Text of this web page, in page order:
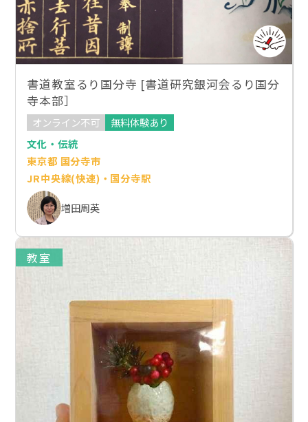
書道教室るり国分寺 [書道研究銀河会るり国分
寺本部］
オンライン不可
無料体験あり
文化・伝統
東京都 国分寺市
JR中央線(快速)・国分寺駅
増田周英
教室